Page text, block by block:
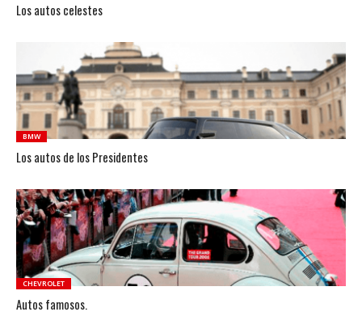
Los autos celestes
BMW
Los autos de los Presidentes
CHEVROLET
Autos famosos.